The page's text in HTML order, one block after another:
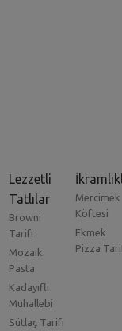
Lezzetli
Tatlılar
Browni
Tarifi
Mozaik
Pasta
Kadayıflı
Muhallebi
Sütlaç Tarifi
Mercimek
Köftesi
Ekmek
Pizza